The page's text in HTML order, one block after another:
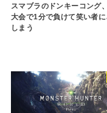
スマブラのドンキーコング
大会で1分で負けて笑い者に
しまう